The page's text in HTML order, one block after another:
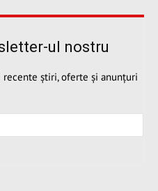
ul nostru
știri, oferte și anunțuri